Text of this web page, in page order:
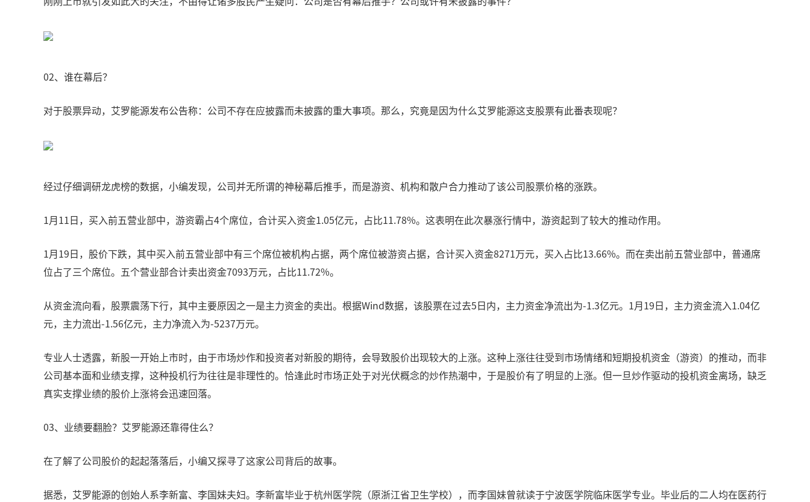
02、谁在幕后？
对于股票异动，艾罗能源发布公告称：公司不存在应披露而未披露的重大事项。那么，究竟是因为什么艾罗能源这支股票有此番表现呢？
经过仔细调研龙虎榜的数据，小编发现，公司并无所谓的神秘幕后推手，而是游资、机构和散户合力推动了该公司股票价格的涨跌。
1月11日，买入前五营业部中，游资霸占4个席位，合计买入资金1.05亿元，占比11.78%。这表明在此次暴涨行情中，游资起到了较大的推动作用。
1月19日，股价下跌，其中买入前五营业部中有三个席位被机构占据，两个席位被游资占据，合计买入资金8271万元，买入占比13.66%。而在卖出前五营业部中，普通席
位占了三个席位。五个营业部合计卖出资金7093万元，占比11.72%。
从资金流向看，股票震荡下行，其中主要原因之一是主力资金的卖出。根据Wind数据，该股票在过去5日内，主力资金净流出为-1.3亿元。1月19日，主力资金流入1.04亿
元，主力流出-1.56亿元，主力净流入为-5237万元。
专业人士透露，新股一开始上市时，由于市场炒作和投资者对新股的期待，会导致股价出现较大的上涨。这种上涨往往受到市场情绪和短期投机资金（游资）的推动，而非
公司基本面和业绩支撑，这种投机行为往往是非理性的。恰逢此时市场正处于对光伏概念的炒作热潮中，于是股价有了明显的上涨。但一旦炒作驱动的投机资金离场，缺乏
真实支撑业绩的股价上涨将会迅速回落。
03、业绩要翻脸？艾罗能源还靠得住么？
在了解了公司股价的起起落落后，小编又探寻了这家公司背后的故事。
据悉，艾罗能源的创始人系李新富、李国妹夫妇。李新富毕业于杭州医学院（原浙江省卫生学校），而李国妹曾就读于宁波医学院临床医学专业。毕业后的二人均在医药行